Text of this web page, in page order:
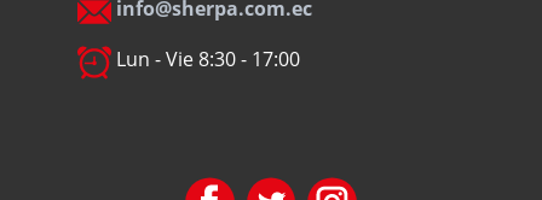
info@sherpa.com.ec
Lun - Vie 8:30 - 17:00